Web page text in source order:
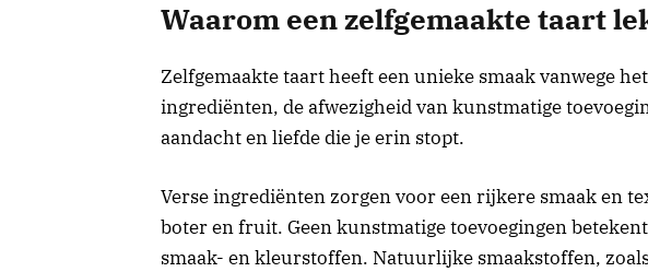
Waarom een zelfgemaakte taart
Zelfgemaakte taart heeft een unieke smaak vanwege
ingrediënten, de afwezigheid van kunstmatige
aandacht en liefde die je erin stopt.
Verse ingrediënten zorgen voor een rijkere smaak en
boter en fruit. Geen kunstmatige toevoegingen
smaak- en kleurstoffen. Natuurlijke smaakstoffen,